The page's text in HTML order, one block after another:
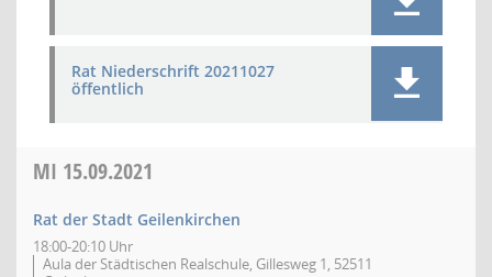
Rat Niederschrift 20211027
öffentlich
MI 15.09.2021
Rat der Stadt Geilenkirchen
18:00-20:10 Uhr
Aula der Städtischen Realschule, Gillesweg 1, 52511